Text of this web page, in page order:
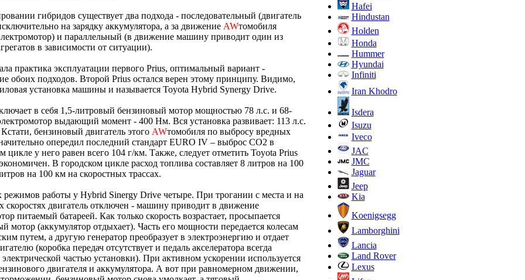
гибридов существует два подхода - последовательный (двигатель
на зарядку аккумулятора, а за движение AWтомобиля
и параллельный (в движение машину приводит один из
в зависимости от ситуации).
практика эксплуатации первого Prius, оптимальный вариант -
обоих подходов. Второй Prius остался верен этому принципу. Видимо,
установка машины и называется Toyota Hybrid Synergy Drive.
в себя 1,5-литровый бензиновый мотор мощностью 78 л.с. и 68-
выдающий момент - 400 Нм. Вся установка развивает: 113 л.с.
бензиновый двигатель этого AWтомобиля по выбросу вредных
опередил последний стандарт EURO IV – выброс CO2 в
цикле у него равен всего 104 г/км. Также, следует отметить Toyota Prius
В городском цикле расход топлива составляет 8 литров на 100
на 100 км на скоростных трассах.
работы у Hybrid Sinergy Drive четыре. При трогании с места и на
скоростях двигатель отключен - машину приводит в движение
питаемый батареей. Как только скорость возрастает, просыпается
мотор (аккумулятор отдыхает). Часть его мощности передается колесам
путем, а другую генератор преобразует в электроэнергию и отдает
(коробка передач отсутствует и педаль акселератора всегда
электрической частью установки). При активном ускорении используется
двигателя и аккумулятора. А вот при равномерном движении,
Hafei
Hindustan
Holden
Honda
Hummer
Hyundai
Infiniti
Iran Khodro
Isdera
Isuzu
Iveco
JAC
JMC
Jaguar
Jeep
Kia
Koenigsegg
Lamborghini
Lancia
Land Rover
Lexus